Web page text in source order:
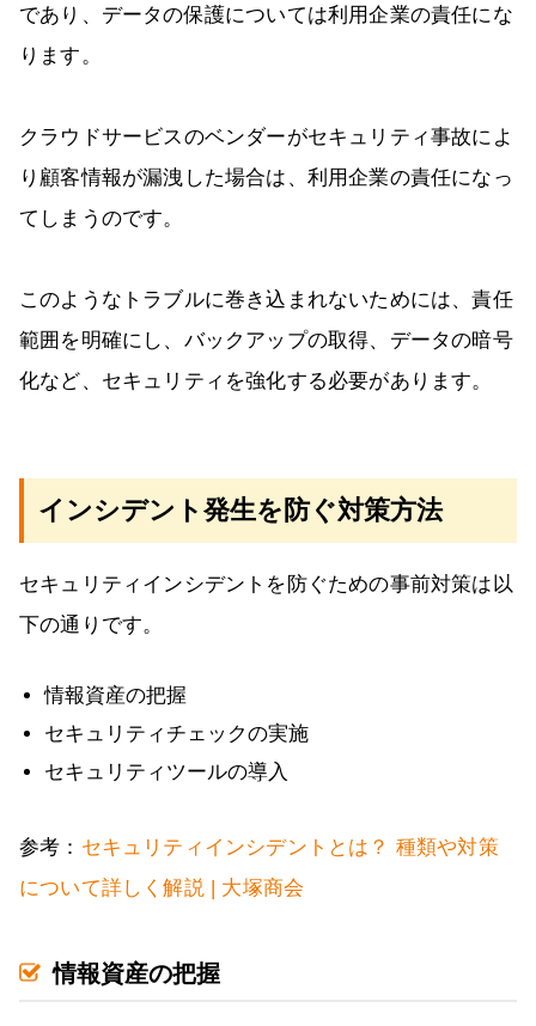
であり、データの保護については利用企業の責任にな
ります。
クラウドサービスのベンダーがセキュリティ事故によ
り顧客情報が漏洩した場合は、利用企業の責任になっ
てしまうのです。
このようなトラブルに巻き込まれないためには、責任
範囲を明確にし、バックアップの取得、データの暗号
化など、セキュリティを強化する必要があります。
インシデント発生を防ぐ対策方法
セキュリティインシデントを防ぐための事前対策は以
下の通りです。
情報資産の把握
セキュリティチェックの実施
セキュリティツールの導入
参考： セキュリティインシデントとは？ 種類や対策
について詳しく解説 | 大塚商会
情報資産の把握